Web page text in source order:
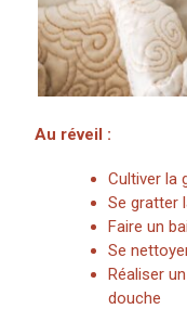
Au réveil :
Cultiver la
Se gratter
Faire un
Se
Réaliser
douche